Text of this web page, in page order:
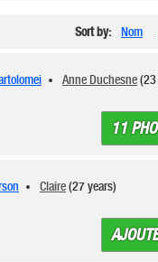
Sort by: Nom
Anne Duchesne(23
11
Claire(27 years)